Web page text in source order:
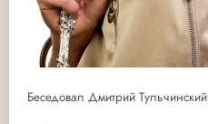
Беседовал Дмитрий Тульчинский